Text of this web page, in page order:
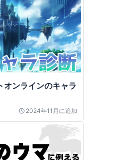
オンラインのキャラ
2024年11月 に追加